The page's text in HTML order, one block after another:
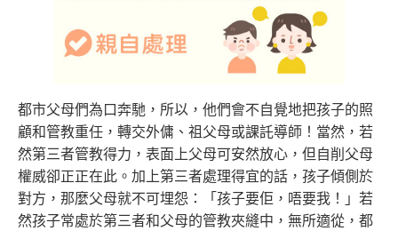
都市父母們為口奔馳，所以，他們會不自覺地把孩子的照
顧和管教重任，轉交外傭、祖父母或課託導師！當然，若
然第三者管教得力，表面上父母可安然放心，但自削父母
權威卻正正在此。加上第三者處理得宜的話，孩子傾側於
對方，那麼父母就不可埋怨：「孩子要佢，唔要我！」若
然孩子常處於第三者和父母的管教夾縫中，無所適從，都